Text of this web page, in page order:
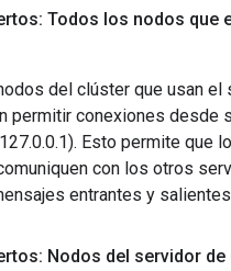
Todos los nodos que
del clúster que usan el
permitir conexiones desde
Esto permite que
con los otros
entrantes y
Nodos del servidor